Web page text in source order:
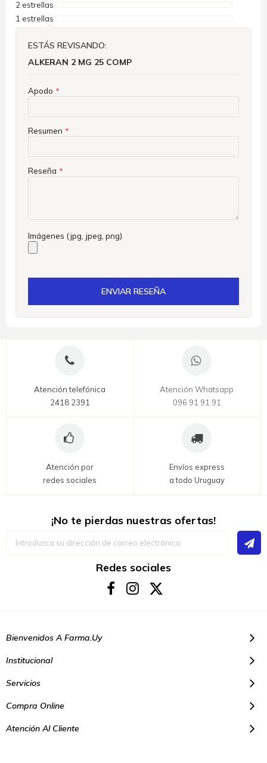
2 estrellas
1 estrellas
ESTÁS REVISANDO:
ALKERAN 2 MG 25 COMP
Apodo
Resumen
Reseña
Imágenes (jpg, jpeg, png)
ENVIAR RESEÑA
Atención telefónica
2418 2391
Atención Whatsapp
096 91 91 91
Atención por
redes sociales
Envíos express
a todo Uruguay
¡No te pierdas nuestras ofertas!
Redes sociales
Bienvenidos A Farma.uy
Institucional
Servicios
Compra Online
Atención Al Cliente